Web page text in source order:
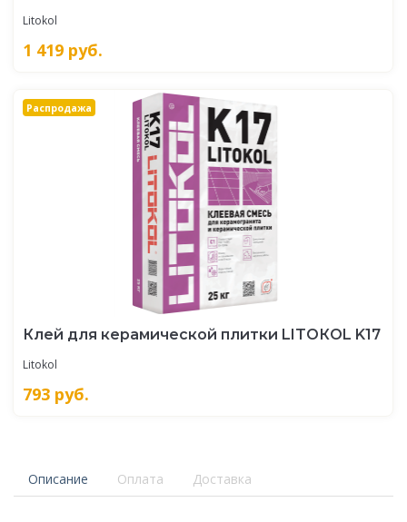
Litokol
1 419 руб.
Распродажа
Клей для керамической плитки LITOКOL K17
Litokol
793 руб.
Описание Оплата Доставка